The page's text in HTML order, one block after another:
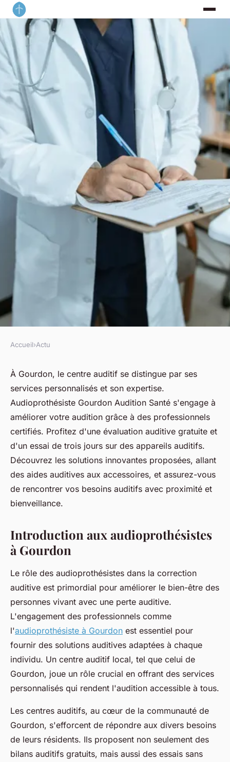
Découvrez le centre auditif à
gourdon : services et conseils
fabienne•22 avril 2025•5 min de lecture
Accueil›Actu
À Gourdon, le centre auditif se distingue par ses
services personnalisés et son expertise.
Audioprothésiste Gourdon Audition Santé s'engage à
améliorer votre audition grâce à des professionnels
certifiés. Profitez d'une évaluation auditive gratuite et
d'un essai de trois jours sur des appareils auditifs.
Découvrez les solutions innovantes proposées, allant
des aides auditives aux accessoires, et assurez-vous
de rencontrer vos besoins auditifs avec proximité et
bienveillance.
Introduction aux audioprothésistes
à Gourdon
Le rôle des audioprothésistes dans la correction
auditive est primordial pour améliorer le bien-être des
personnes vivant avec une perte auditive.
L'engagement des professionnels comme
l'audioprothésiste à Gourdon est essentiel pour
fournir des solutions auditives adaptées à chaque
individu. Un centre auditif local, tel que celui de
Gourdon, joue un rôle crucial en offrant des services
personnalisés qui rendent l'audition accessible à tous.
Les centres auditifs, au cœur de la communauté de
Gourdon, s'efforcent de répondre aux divers besoins
de leurs résidents. Ils proposent non seulement des
bilans auditifs gratuits, mais aussi des essais sans